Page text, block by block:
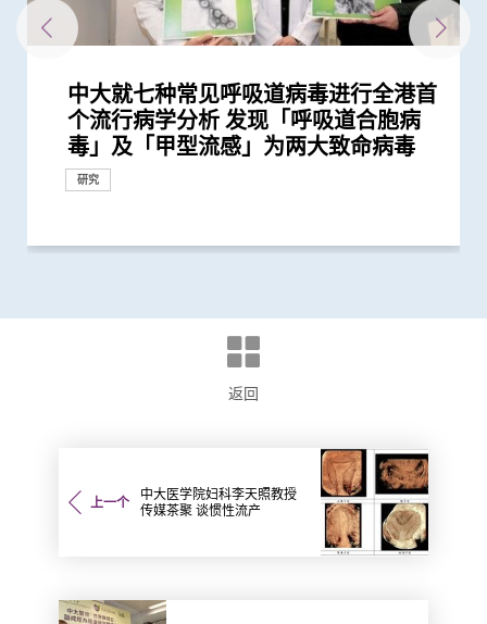
中大就七种常见呼吸道病毒进行全港首
个流行病学分析 发现「呼吸道合胞病
毒」及「甲型流感」为两大致命病毒
研究
中大公布亚洲首项针对肥胖「睡眠窒息
症」患者生活模式研究 证实个人化辅
导疗程有效减轻病情
研究
中大发现调整生活方式的介入治疗方案
可减轻近七成爱滋病病毒感染者的代谢
性脂肪肝病情
研究
中大研究估算在本港新冠Omicron病
毒流行期间 半数感染个案未被发现
研究
新冠疫苗复必泰及科兴引发之「T细胞
反应」可有效预防不同新冠病毒变异株
引起的严重疾病
研究
港大及中大医学院联合研究发现已接种
疫苗人士 在感染新型冠状病毒变异株
Omicron后能对不同的新冠病毒变异...
研究
中大医学院联同全球糖尿病知名专家合
作四年 为《刺针》制定糖尿病多元综
合策略
国际合作
中大医学院公布「2019新型冠状病毒社
区研究」结果
研究
患有多囊卵巢综合症华人女性的糖尿病
风险是非患病人士的4倍
研究
多元化预防衰老活动有助减低衰老状况
逾8成「前期衰老」长者逆转为「非衰
老」
研究
中大发现严重睡眠窒息症未经治疗患者
手术后较易出现心血管问题 吁手术前
进行睡眠窒息症评估以减风险
研究
中大研究证实家居诊治睡眠窒息症成效
满意 可处理半数公立医院成人个案 大
幅缩减八成轮候时间
研究
中大研究发现每5名糖尿病患者中 1人
因脂肪肝引致严重肝纤维化或肝硬化
研究
中大成立周佩芳认知障碍预防研究中心
设立一站式简易网站提供认知障碍症资
讯
研究
中大全球首项研究确认新大肠癌高风险
群组
研究
中大进行亚洲首项家居清洁剂对儿童健
康影响的全面流行病学研究 发现经常
使用家居清洁剂可增加引发儿童鼻炎...
研究
中大成立全球首个华人「早发性认知障
碍症」研究登记册
研究
中大港大率先应用3D打印技术于复杂
心脏手术
研究
中大与全球30多国专家合作研究 发现
小中风新药物疗法
研究
中大与多国中风专家领导一项全球研究
发现及早评估与治疗「小中风」可降低
七成中风风险
研究
中大研究「肠道微生物移植」治疗难辨
梭菌感染 治愈率为传统抗生素治疗的3
倍
研究
中大倡议新药物治疗标准逆转脑血管硬
化
研究
中大最新研究揭示本港每年逾十万非酒
精性脂肪肝新症
研究
中大研究指朋侪关顾 可减少受情绪困
扰之糖尿患者住院百分比
研究
中大与养和医院携手研究 发现抑郁症
患者出现睡眠行为障碍或是脑退化先兆
研究
社区衰老状况筛查 发现65岁或以上的
社区人口中 过半已踏入前期衰老
研究
中大公布香港慢性肾病透析患者就业研
究并提倡中末期患者接受透析前的早期
教育计划
研究
中大研究发现成年人及长者感染呼吸道
合胞病毒和流感病毒可致命
研究
中大公布小中风的最新药物治疗方法
研究
香港和澳门的炎症性肠病新增个案高踞
亚太区首三位 中大成立资料库助市民
增加认知
研究
中大公布本港严重人类猪型流感的最新
情况
研究
「赛马会年轻糖尿支援计划」为逾900
糖尿病年青患者提供连续血糖监测仪
数据显示有效管控血糖 大幅降低严...
健康推广计划
与牛津大学十年研究合作 中大开发首
个华人糖尿预后预测模型
研究
中大医学院长达近20年追踪研究 揭示
妊娠糖尿及怀孕期血糖上升对孕妇及子
女的长期健康风险
研究
中大研究发现2型糖尿病对香港生产力
及经济造成重大损失 年轻群组影响尤
为严重
研究
中大银屑病关节炎研究重要突破 成功
修复受损关节骨头 亦可保护关节结构
预防变形恶化
研究
中大研究揭示未来十年香港每千人将有
一人患上炎症性肠病 医疗负担飙升至
每年逾四亿港元 情况急需正视
研究
中大医学院开创儿童宏基因组组装基因
组数据库（MAGIC） 促进生命早期微
生物群研究
研究
中大利用肠道微生物辨别慢性肠道疾病
研究
中大威院成功以单一导管同时修补二尖
瓣及三尖瓣 治疗严重心瓣倒流新突破
研究
中大利用大数据成功开发机器学习模型
精准预测老年糖尿病患者未来一年罹患
严重低血糖的风险
研究
中大研究显示类风湿关节炎患者日服5
毫克皮质类固醇 出现心血管疾病的风
险增一倍
研究
医务衞生局到访中大医学院 参观先进
医学教研设施 与教职员及学生会面交
流
医学教育
中大何善衡传染病研究中心成立
捐款
中大发现新基因标记可预测糖尿病人患
冠心病风险 凸显糖尿病精准治疗的潜
力
研究
中大研究证实新冠口服药有效降低院舍
长者五成入院风险及防止病情恶化
研究
中大新技术有效评估艾滋病病毒感染者
的心脏病风险
研究
中大发现年轻糖尿病前期患者患糖尿病
的终生风险高达90% 心血管疾病风险增
近70%
研究
中大研究显示持续服用RASi类药物可以
降低 2型糖尿病晚期肾病患者出现心肾
并发症的风险
研究
中大全球首证血糖波动不稳的肥胖型糖
尿病患者有较高患癌风险 并证实接受
一类常用降血压药物的糖尿病患者患...
研究
中大医科生研究发现STK3激酶促进胃
癌发展 可作为独立预后指标
教育
中大医学院领导国际研究显示 成人1 型
糖尿病的新症发病率较传统预期高
研究
港大及中大医学院联合研究发现 第三
剂复必泰疫苗能提供足够抗体 抵抗新
型冠状病毒变异株Omicron
研究
中大与港大医学院带领国际科研团队发
现丙肝药物可治新冠肺炎
研究
中大医学院与海外外科专家联合建议
新冠患者将手术延后七星期以减低死亡
风险
国际合作
四成港人肠道微生态失衡情况与新冠患
者类似 中大研发「微生态免疫力配
方」证有效促进新冠患者康复 有望提...
研究
中大医学院研究显示吸烟为全球膀胱癌
主因 联同多国专家制订「经尿道膀胱
肿瘤整块切除术」的临床指引
研究
中大研究显示糖尿病死亡率及并发症发
生率正下降 唯年轻糖尿病患者情况未
见改善
研究
中大成功完成全球首宗利用内镜手术机
械人进行内镜黏膜下剥离术治大肠癌
外科创新技术
中大研究显示新冠肺炎患者常见有肝脏
受损问题 建议监测患者肝功能 及早发
现病情恶化
研究
中大全基因组测序技术为惯性流产夫妇
作更精准的遗传病因检测及诊断
研究
中大发现新型冠状病毒于呼吸道清除后
仍存留于粪便 计划为检疫中心隔离人
士化验粪便 及早揪出「隐形个案」减...
研究
中大医学院与阿斯利康首度合作糖尿病
肾病研究 制订全球应对糖尿病肾病新
策略
国际合作
婴儿肠道菌群影响一生 中大团队研
「三岁定八十」之谜
研究
中大研究发现田园生活有助预防儿童罹
患哮喘
研究
中大改良英国胎儿医学基金会之「三重
检测方法」 证可提升亚洲孕妇「早产
妊娠毒血症检出率」一倍
研究
中大率先引入全基因组测序技术作胎儿
产前诊断
研究
中大为5,000港人免费验脑 开展人口
基础研究追踪本港脑健康状况
研究
中大成立「张金菱治疗柏金逊综合症研
究中心」 跨学科研崭新方法 减慢柏金
逊病程
研究
中大全球首个「快速眼动睡眠行为障
碍」家庭研究 揭柏金逊病家族遗传倾
向高达6倍 追踪初期症状如便秘 可提...
研究
中大研究证实低剂量三环抗抑郁药有助
改善难治性胃功能失调
研究
中大研究发现每6位糖尿病患者有1位出
现肾功能急剧下降
研究
中大研究警示怀孕妇女注意体重增幅
研究
中大研究证实银屑病关节炎患者炎症综
合指数持续达标 能降低罹患心血管疾
病风险
研究
中大研究揭示全球大肠癌发病率有年轻
化趋势
研究
中大为本港老化人口制订标准化认知测
试 及早辨识认知障碍症患者
临床服务
中大研究发现非酒精性脂肪肝诱发肝癌
的关键致癌基因
研究
中大研究揭乙肝康复者仍存罹患肝癌风
险
研究
中大公布世界首个全球「炎症性肠病」
於本世纪发病率及流行率系统性回顾研
究 发现本港发病率於过去30年急升...
研究
中大开展全球首个以「视网膜影像」筛
查华人阿兹海默症研究
研究
中大研究发现心房颤动引致中风个案15
年间上升3倍 宜及早服用抗凝血药预防
中风
研究
中大公布全球首个幽门螺旋菌流行病学
大型分析 揭全球44亿人感染 亚洲包括
香港逾半人口为带菌者
研究
中大建议所有孕妇作口服葡萄糖耐量测
试 全港两成孕妇患妊娠糖尿 研究发现
其子女糖尿病风险为同龄儿童3倍
研究
中大伙澳洲专家研究东半球炎症性肠病
获近年最大研究资助金额 势揭肠道微
生物群之谜
研究
中大研究揭示脂肪肝问题不是肥胖人士
独有
研究
中大率国际研究 订治疗肺癌基因变异
新典范
研究
中大公布「动脉粥样硬化」形成新发现
揭示心血管疾病治疗新方向
研究
中大推全球首项运用「单细胞基因技
术」检测卵子质素研究 破解卵子老化
及女性不育之谜
研究
中大公布全球首项「针对亚士匹灵引致
肠道出血」的新发现 停服亚士匹灵可
增加患严重心血管疾病及死亡风险逾...
研究
中大教授成为全球首位华人获颁「世界
中风组织主席中风贡献奖」 全球首创
「脉磁激法」助中风患者复修脑部功...
奖项及荣誉
中大研究发现本地每5名口咽癌患者1人
感染HPV病毒 推公众筛查以了解口腔感
染HPV情况
研究
中大联同国际专家发现引致脑退化基
因 为治疗及预防「阿兹海默氏症」带
来新方向
研究
中大推全港首个「多发性硬化症」中西
医结合治疗先导计划 助患者控制病情
并纾缓疲劳及认知症状
研究
中大筛查发现每三名社区长者就有一人
患脑小血管病 藉世界中风日呼吁及早
预防
临床服务
中大率先引入「高频信号检测」技术以
确定脑部手术范围 有效提升复杂性脑
痫症手术成效约三成
外科创新技术
中大成功研发新物料有助骨质疏松性骨
折固定和愈合 可缩短三成愈合时间 提
升三成骨骼强度
研究
中大推算本地吸烟人士一生至少花逾百
万购烟草产品 吁戒烟为健康财富双增
值
研究
中大发现本港孕妇乙肝带菌率维持偏高
与25年前未引入初生婴儿全面疫苗计划
时相若
研究
中大医科生研究发现本港高血压人士药
物依从性未如理想 仅五成患者血压受
控
研究
中大提倡结合房颤筛查及药物教育 助
长者减低中风风险
临床服务
中大发现糖尿患者患抑郁症风险为一般
人的两倍 倡以一分钟问卷及早评估糖
尿患者的精神健康状况
研究
头颈放射治疗增中风风险 中大证实
「颈动脉支架成型术」成效显著
研究
中大成立一期临床研究中心 加强本地
新药开发
研究
中大公布香港市民运动模式与情绪病风
险研究 揭示身心运动有助减低情绪病
风险
研究
香港中文大学成立消化疾病研究国家重
点实验室 提升消化道疾病诊治水平
造福人类健康
研究
中大与理大携手在威院推行24小时远程
中风溶栓治疗服务
临床服务
中大评估及治疗逾300名因吸食氯胺酮
而患有排尿功能障碍青年 最新研究证
实综合消炎治疗能显著改善病情
研究
香港中文大学研究发现，身体和认知活
动可以维护与改进轻度认知损害患者的
大脑功能
研究
中大推全港大型「鼻咽癌血液测试研究
计划」 现招募二万名市民参与 冀有效
侦测早期患者
研究
中大研究揭示轻度听障对儿童学习及言
语的影响 现招募听障学童参与研究计
划以探讨复康介入成效
研究
中大制订肝癌风险评估指数 准确预测
乙肝病人的肝癌风险
研究
中文大学与上海交通大学成功发现预测
中国人糖尿病的基因标记
研究
中大率先采用三维心脏超声波以识别高
风险二尖瓣脱垂患者
研究
中大发现四成冠心病高危人士患有大肠
癌前期肿瘤
研究
中文大学举办「沙士十年 — 医护专业
人员研讨会」 回顾与前瞻 提升防治
传染病工作
研讨会
中大建议以舒缓性手法护理末期脑退化
症患者的吞咽困难
研究
中大研究发现摄取过量盐份会导致高血
压及增加中风机会
研究
中大展开全港睡眠健康教育及改善计划
建立健康睡眠及健康校园生活
健康推广计划
中大及港大研究团队携手成功发现脑痫
新基因标记
研究
中大率亚洲肾科专家倡议慢性肾病早期
诊断计划
研究
中大证实为颈血管狭窄进行支架成型治
疗及 为心脏衰竭患者植入心脏肌肉收
缩调节器成效显着
研究
中大三名学者获颁本年度裘槎基金会优
秀科研者奖
奖项及荣誉
返回
上一个
中大医学院妇科李天照教授
传媒茶聚 谈惯性流产